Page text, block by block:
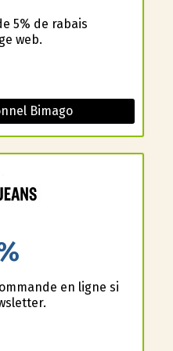
5% de rabais
web.
Bimago
en ligne si